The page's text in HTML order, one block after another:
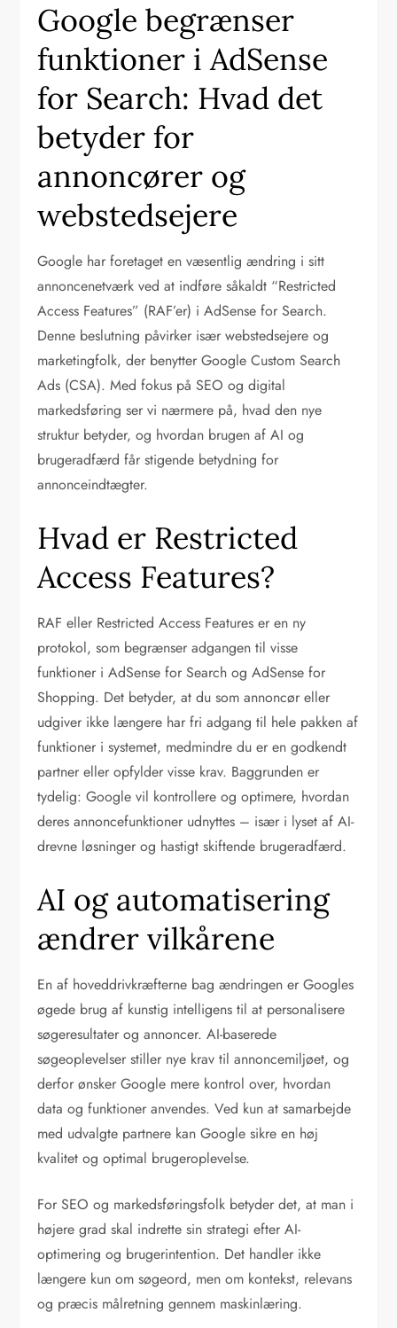
Google begrænser
funktioner i AdSense
for Search: Hvad det
betyder for
annoncører og
webstedsejere
Google har foretaget en væsentlig ændring i sitt
annoncenetværk ved at indføre såkaldt “Restricted
Access Features” (RAF’er) i AdSense for Search.
Denne beslutning påvirker især webstedsejere og
marketingfolk, der benytter Google Custom Search
Ads (CSA). Med fokus på SEO og digital
markedsføring ser vi nærmere på, hvad den nye
struktur betyder, og hvordan brugen af AI og
brugeradfærd får stigende betydning for
annonceindtægter.
Hvad er Restricted
Access Features?
RAF eller Restricted Access Features er en ny
protokol, som begrænser adgangen til visse
funktioner i AdSense for Search og AdSense for
Shopping. Det betyder, at du som annoncør eller
udgiver ikke længere har fri adgang til hele pakken af
funktioner i systemet, medmindre du er en godkendt
partner eller opfylder visse krav. Baggrunden er
tydelig: Google vil kontrollere og optimere, hvordan
deres annoncefunktioner udnyttes – især i lyset af AI-
drevne løsninger og hastigt skiftende brugeradfærd.
AI og automatisering
ændrer vilkårene
En af hoveddrivkræfterne bag ændringen er Googles
øgede brug af kunstig intelligens til at personalisere
søgeresultater og annoncer. AI-baserede
søgeoplevelser stiller nye krav til annoncemiljøet, og
derfor ønsker Google mere kontrol over, hvordan
data og funktioner anvendes. Ved kun at samarbejde
med udvalgte partnere kan Google sikre en høj
kvalitet og optimal brugeroplevelse.
For SEO og markedsføringsfolk betyder det, at man i
højere grad skal indrette sin strategi efter AI-
optimering og brugerintention. Det handler ikke
længere kun om søgeord, men om kontekst, relevans
og præcis målretning gennem maskinlæring.